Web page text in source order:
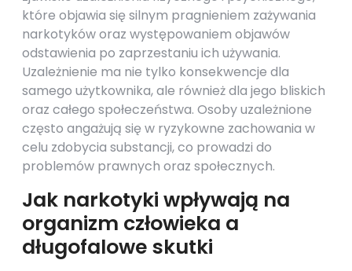
które objawia się silnym pragnieniem zażywania
narkotyków oraz występowaniem objawów
odstawienia po zaprzestaniu ich używania.
Uzależnienie ma nie tylko konsekwencje dla
samego użytkownika, ale również dla jego bliskich
oraz całego społeczeństwa. Osoby uzależnione
często angażują się w ryzykowne zachowania w
celu zdobycia substancji, co prowadzi do
problemów prawnych oraz społecznych.
Jak narkotyki wpływają na
organizm człowieka a
długofalowe skutki